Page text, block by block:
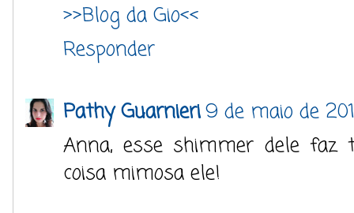
>>Blog da Gio<<
Responder
Pathy Guarnieri9 de maio de
Anna, esse shimmer dele faz
coisa mimosa ele!